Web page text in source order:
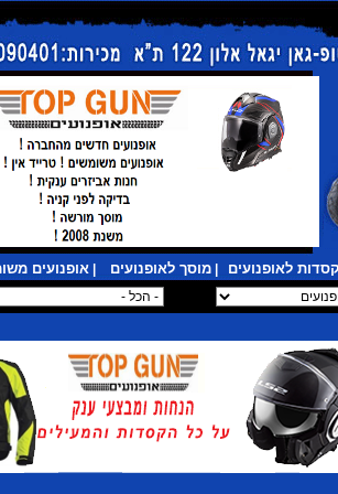
קסדות לאופנועים מוסך לאופנועים אופנועים